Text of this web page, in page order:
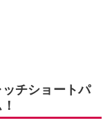
チショートパ